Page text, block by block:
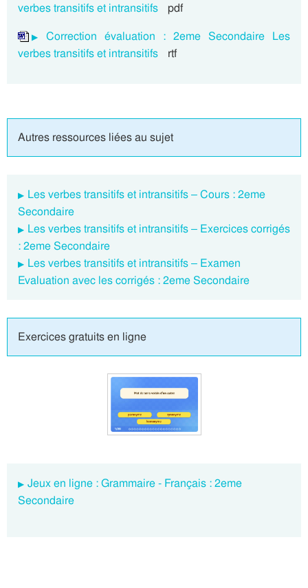
verbes transitifs et intransitifs pdf
Correction évaluation : 2eme Secondaire Les
verbes transitifs et intransitifs rtf
Autres ressources liées au sujet
Les verbes transitifs et intransitifs – Cours : 2eme
Secondaire
Les verbes transitifs et intransitifs – Exercices corrigés
: 2eme Secondaire
Les verbes transitifs et intransitifs – Examen
Evaluation avec les corrigés : 2eme Secondaire
Exercices gratuits en ligne
Jeux en ligne : Grammaire - Français : 2eme
Secondaire